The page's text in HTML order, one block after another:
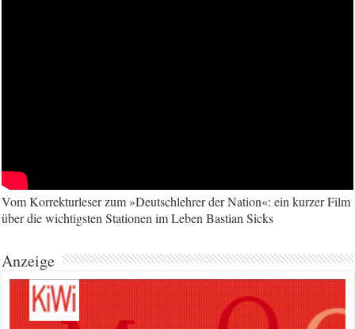
Vom Korrekturleser zum »Deutschlehrer der Nation«: ein kurzer Film
über die wichtigsten Stationen im Leben Bastian Sicks
Anzeige